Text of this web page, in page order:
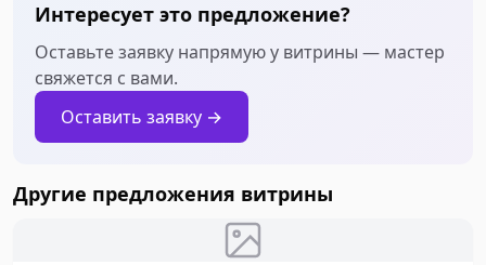
Интересует это предложение?
Оставьте заявку напрямую у витрины — мастер
свяжется с вами.
Оставить заявку →
Другие предложения витрины